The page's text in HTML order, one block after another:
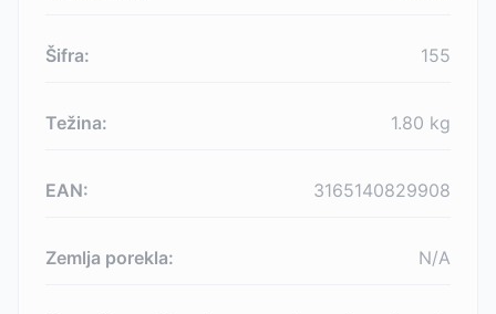
Šifra: 155
Težina: 1.80 kg
EAN: 3165140829908
Zemlja porekla: N/A